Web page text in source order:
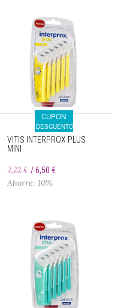
CUPON
DESCUENTO
VITIS INTERPROX PLUS
MINI
7,22 € 6,50 €
Ahorre: 10%